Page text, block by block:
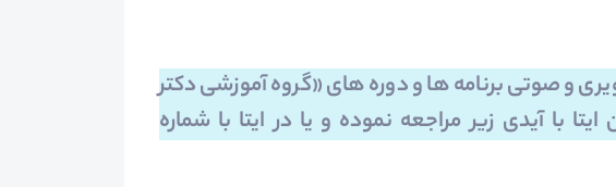
و صوتی برنامه ها و دوره های «گروه آموزشی دکتر
با آیدی زیر مراجعه نموده و یا در ایتا با شماره